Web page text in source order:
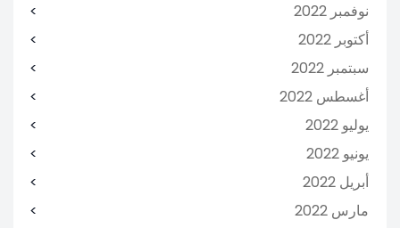
نوفمبر 2022
أكتوبر 2022
سبتمبر 2022
أغسطس 2022
يوليو 2022
يونيو 2022
أبريل 2022
مارس 2022